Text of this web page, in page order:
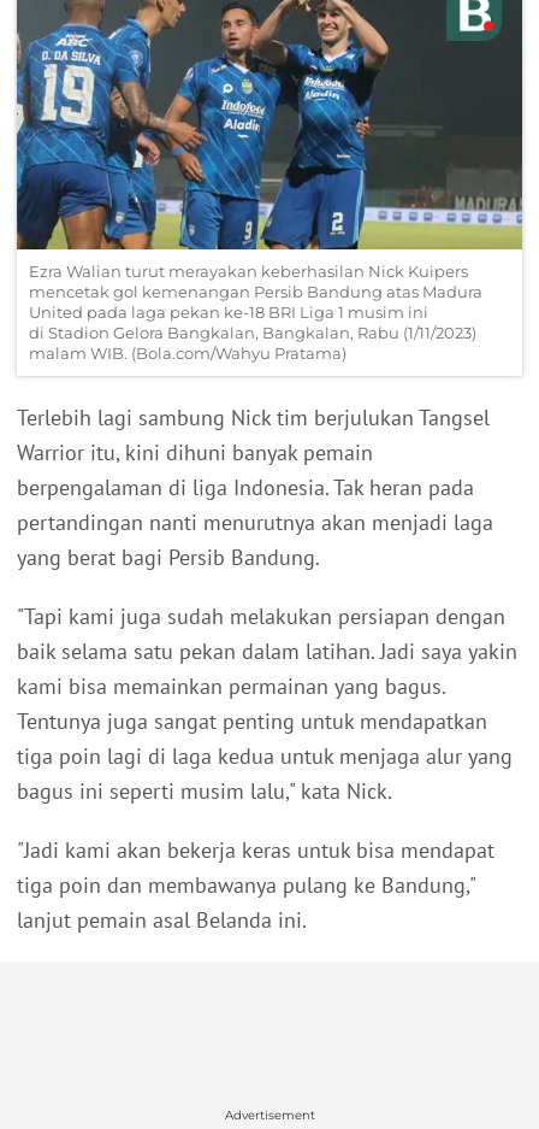
Ezra Walian turut merayakan keberhasilan Nick Kuipers
mencetak gol kemenangan Persib Bandung atas Madura
United pada laga pekan ke-18 BRI Liga 1 musim ini
di Stadion Gelora Bangkalan, Bangkalan, Rabu (1/11/2023)
malam WIB. (Bola.com/Wahyu Pratama)
Terlebih lagi sambung Nick tim berjulukan Tangsel
Warrior itu, kini dihuni banyak pemain
berpengalaman di liga Indonesia. Tak heran pada
pertandingan nanti menurutnya akan menjadi laga
yang berat bagi Persib Bandung.
"Tapi kami juga sudah melakukan persiapan dengan
baik selama satu pekan dalam latihan. Jadi saya yakin
kami bisa memainkan permainan yang bagus.
Tentunya juga sangat penting untuk mendapatkan
tiga poin lagi di laga kedua untuk menjaga alur yang
bagus ini seperti musim lalu," kata Nick.
"Jadi kami akan bekerja keras untuk bisa mendapat
tiga poin dan membawanya pulang ke Bandung,"
lanjut pemain asal Belanda ini.
Advertisement